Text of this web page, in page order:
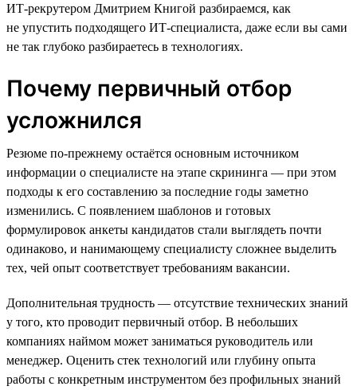
ИТ-рекрутером Дмитрием Книгой разбираемся, как
не упустить подходящего ИТ-специалиста, даже если вы сами
не так глубоко разбираетесь в технологиях.
Почему первичный отбор
усложнился
Резюме по-прежнему остаётся основным источником
информации о специалисте на этапе скрининга — при этом
подходы к его составлению за последние годы заметно
изменились. С появлением шаблонов и готовых
формулировок анкеты кандидатов стали выглядеть почти
одинаково, и нанимающему специалисту сложнее выделить
тех, чей опыт соответствует требованиям вакансии.
Дополнительная трудность — отсутствие технических знаний
у того, кто проводит первичный отбор. В небольших
компаниях наймом может заниматься руководитель или
менеджер. Оценить стек технологий или глубину опыта
работы с конкретным инструментом без профильных знаний